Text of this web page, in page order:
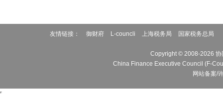
友情链接： 御财府 L-councli 上海税务局 国家税务总局
Copyright © 2008-2026 协
China Finance Executive Council (F-
网站备案/